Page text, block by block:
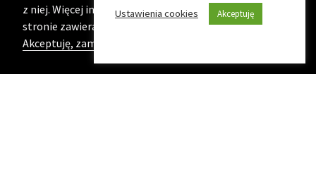
z niej. Więcej informacji na ten temat znajduje się na
stronie zawierającej naszą
Politykę prywatności
Akceptuję, zamknij komunikat
Ustawienia cookies Akceptuję